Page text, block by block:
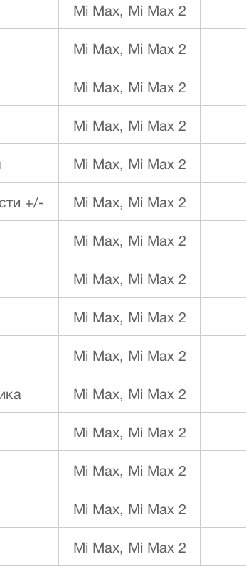
Mi Max, Mi Max 2
Mi Max, Mi Max 2
Mi Max, Mi Max 2
Mi Max, Mi Max 2
Mi Max, Mi Max 2
+/- Mi Max, Mi Max 2
Mi Max, Mi Max 2
Mi Max, Mi Max 2
Mi Max, Mi Max 2
Mi Max, Mi Max 2
Mi Max, Mi Max 2
Mi Max, Mi Max 2
Mi Max, Mi Max 2
Mi Max, Mi Max 2
Mi Max, Mi Max 2